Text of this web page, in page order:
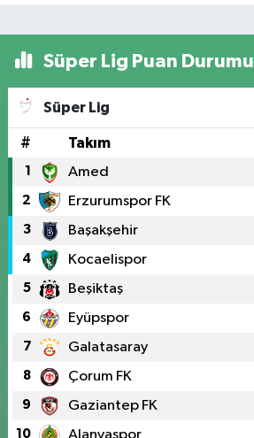
Süper Lig Puan Durumu
Süper Lig
# Takım
1 Amed
2 Erzurumspor FK
3 Başakşehir
4 Kocaelispor
5 Beşiktaş
6 Eyüpspor
7 Galatasaray
8 Çorum FK
9 Gaziantep FK
10 Alanyaspor